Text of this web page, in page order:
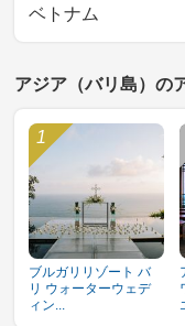
ベトナム
アジア（バリ島）の
ブルガリリゾート バ
リ ウォーターウェデ
ィン...